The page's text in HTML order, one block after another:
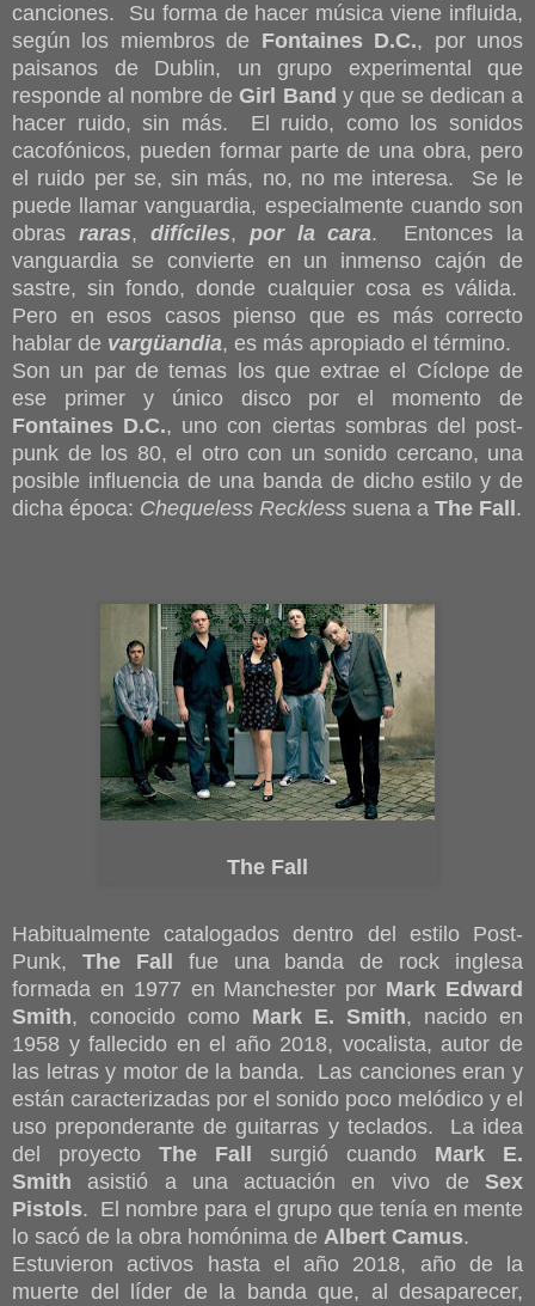
canciones. Su forma de hacer música viene influida,
según los miembros de Fontaines D.C., por unos
paisanos de Dublin, un grupo experimental que
responde al nombre deGirl Band y que se dedican a
hacer ruido, sin más. El ruido, como los sonidos
cacofónicos, pueden formar parte de una obra, pero
el ruido per se, sin más, no, no me interesa. Se le
puede llamar vanguardia, especialmente cuando son
obras raras, difíciles, por la cara. Entonces la
vanguardia se convierte en un inmenso cajón de
sastre, sin fondo, donde cualquier cosa es válida.
Pero en esos casos pienso que es más correcto
hablar de vargüandia, es más apropiado el término.
Son un par de temas los que extrae el Cíclope de
ese primer y único disco por el momento de
Fontaines D.C., uno con ciertas sombras del post-
punk de los 80, el otro con un sonido cercano, una
posible influencia de una banda de dicho estilo y de
dicha época: Chequeless Reckless suena a The Fall .
The Fall
Habitualmente catalogados dentro del estilo Post-
Punk, The Fall
fue una banda de rock inglesa
formada en 1977 en Manchester por Mark Edward
Smith, conocido como Mark E. Smith, nacido en
1958 y fallecido en el año 2018, vocalista, autor de
las letras y motor de la banda. Las canciones eran y
están caracterizadas por el sonido poco melódico y el
uso preponderante de guitarras y teclados. La idea
del proyecto The Fall surgió cuando Mark E.
Smith asistió a una actuación en vivo de Sex
Pistols. El nombre para el grupo que tenía en mente
lo sacó de la obra homónima de Albert Camus.
Estuvieron activos hasta el año 2018, año de la
muerte del líder de la banda que, al desaparecer,